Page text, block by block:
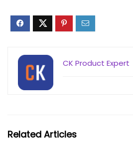
CK Product Expert
Related Articles